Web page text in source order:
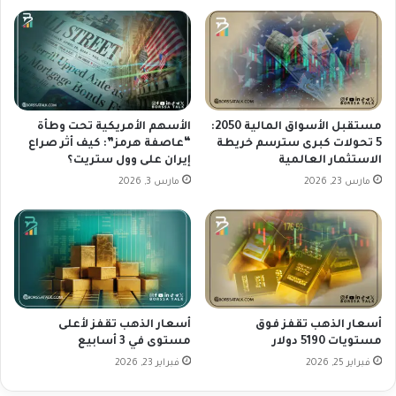
ت
ا
ل
ت
ض
م
ت
و
ا
ل
ب
ي
ن
ق
ت
ص
مستقبل الأسواق المالية 2050:
5 تحولات كبرى سترسم خريطة
الاستثمار العالمية
مارس 23, 2026
الأسهم الأمريكية تحت وطأة
“عاصفة هرمز”: كيف أثر صراع
إيران على وول ستريت؟
مارس 3, 2026
أسعار الذهب تقفز فوق
مستويات 5190 دولار
فبراير 25, 2026
أسعار الذهب تقفز لأعلى
مستوى في 3 أسابيع
فبراير 23, 2026